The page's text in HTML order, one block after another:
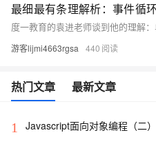
游客lijmi4663rgsa 440
热门文章 最新文章
1
Javascript面向对象编程（二